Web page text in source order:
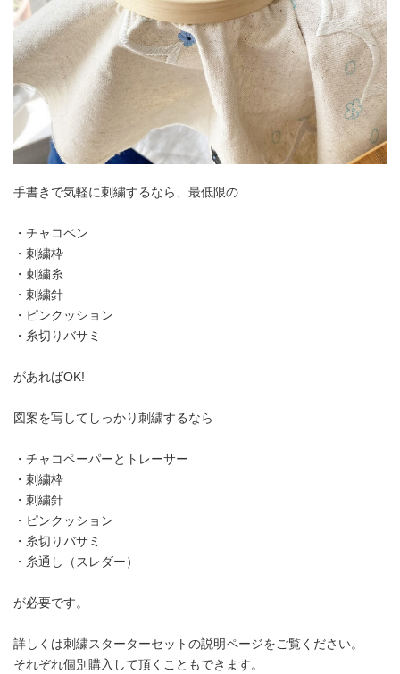
手書きで気軽に刺繍するなら、最低限の
・チャコペン
・刺繍枠
・刺繍糸
・刺繍針
・ピンクッション
・糸切りバサミ
があればOK!
図案を写してしっかり刺繍するなら
・チャコペーパーとトレーサー
・刺繍枠
・刺繍針
・ピンクッション
・糸切りバサミ
・糸通し（スレダー）
が必要です。
詳しくは刺繍スターターセットの説明ページをご覧ください。
それぞれ個別購入して頂くこともできます。